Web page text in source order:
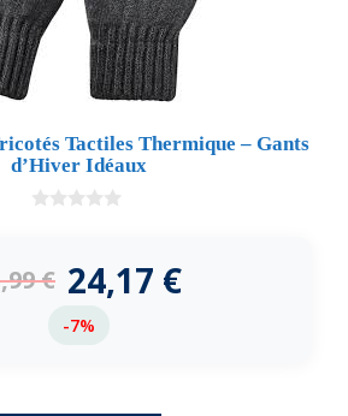
Tactiles Thermique – Gants
d’Hiver Idéaux
5 € 24,17 €
-7%